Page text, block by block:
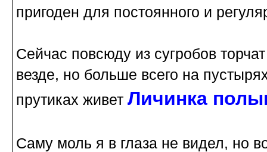
пригоден для постоянного и
Сейчас повсюду из сугробов
везде, но больше всего на
прутиках живет Личинка
Саму моль я в глаза не видел, но